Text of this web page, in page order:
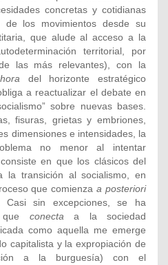
concretas y cotidianas
los movimientos desde su
que alude al acceso a la
territorial, por
las más relevantes), con la
del horizonte estratégico
a reactualizar el debate en
sobre nuevas bases.
fisuras, grietas y embriones,
dimensiones e intensidades, la
no menor al intentar
en que los clásicos del
la transición al socialismo, en
que comienzaa posteriori
sin excepciones, se ha
que conecta a la sociedad
como aquella me emerge
capitalista y la expropiación de
a la burguesía) con el